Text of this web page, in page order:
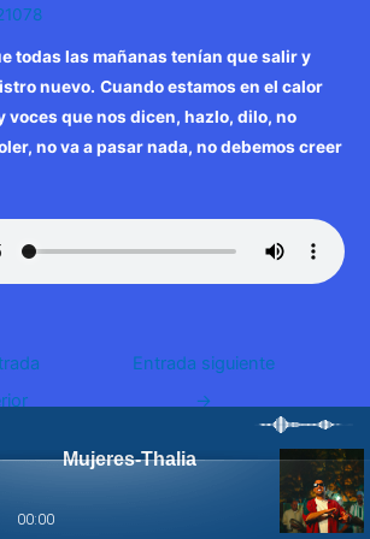
todas las mañanas tenían que salir y
nuevo. Cuando estamos en el calor
voces que nos dicen, hazlo, dilo, no
no va a pasar nada, no debemos creer
Entrada siguiente
→